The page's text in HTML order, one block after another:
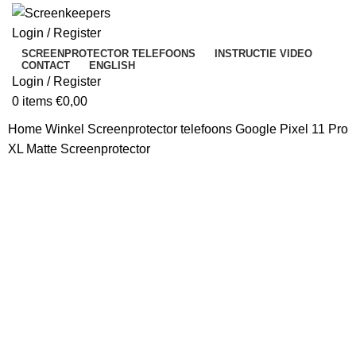
Login / Register
SCREENPROTECTOR TELEFOONS
INSTRUCTIE VIDEO
CONTACT
ENGLISH
Login / Register
0 items €0,00
HomeWinkel Screenprotector telefoonsGoogle Pixel 11 Pro
XL Matte Screenprotector